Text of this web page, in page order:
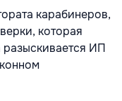
карабинеров,
которая
разыскивается ИП